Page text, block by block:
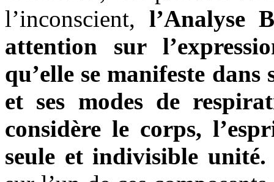
l’inconscient, l’Analyse
attention sur
qu’elle se manifeste dans
et ses modes de
considère le corps,
seule et indivisible unité.